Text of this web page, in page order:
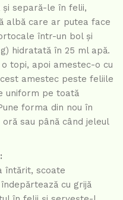
și separă-le în felii,
albă care ar putea face
într-un bol și
hidratată în 25 ml apă.
topi, apoi amestec-o cu
amestec peste feliile
uniform pe toată
forma din nou în
sau până când jeleul
întărit, scoate
cu grijă